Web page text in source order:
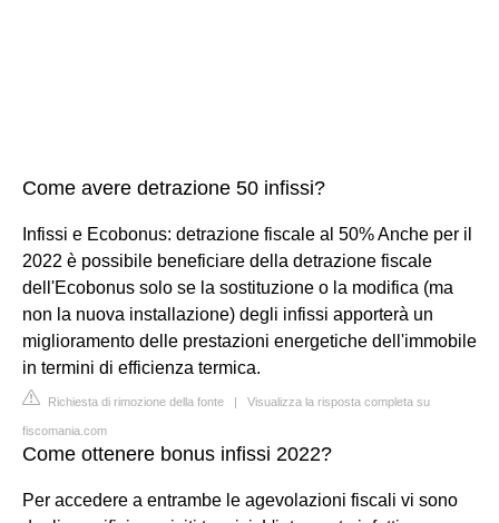
Come avere detrazione 50 infissi?
Infissi e Ecobonus: detrazione fiscale al 50% Anche per il
2022 è possibile beneficiare della detrazione fiscale
dell'Ecobonus solo se la sostituzione o la modifica (ma
non la nuova installazione) degli infissi apporterà un
miglioramento delle prestazioni energetiche dell'immobile
in termini di efficienza termica.
Richiesta di rimozione della fonte | Visualizza la risposta completa su
fiscomania.com
Come ottenere bonus infissi 2022?
Per accedere a entrambe le agevolazioni fiscali vi sono